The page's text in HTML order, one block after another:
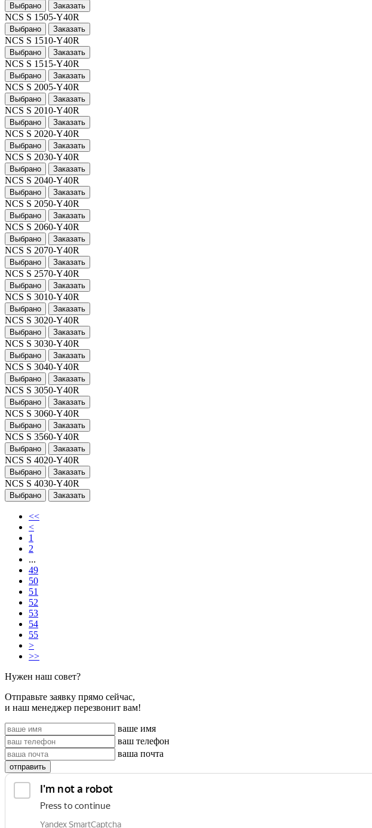
Выбрано Заказать
NCS S 1505-Y40R
Выбрано Заказать
NCS S 1510-Y40R
Выбрано Заказать
NCS S 1515-Y40R
Выбрано Заказать
NCS S 2005-Y40R
Выбрано Заказать
NCS S 2010-Y40R
Выбрано Заказать
NCS S 2020-Y40R
Выбрано Заказать
NCS S 2030-Y40R
Выбрано Заказать
NCS S 2040-Y40R
Выбрано Заказать
NCS S 2050-Y40R
Выбрано Заказать
NCS S 2060-Y40R
Выбрано Заказать
NCS S 2070-Y40R
Выбрано Заказать
NCS S 2570-Y40R
Выбрано Заказать
NCS S 3010-Y40R
Выбрано Заказать
NCS S 3020-Y40R
Выбрано Заказать
NCS S 3030-Y40R
Выбрано Заказать
NCS S 3040-Y40R
Выбрано Заказать
NCS S 3050-Y40R
Выбрано Заказать
NCS S 3060-Y40R
Выбрано Заказать
NCS S 3560-Y40R
Выбрано Заказать
NCS S 4020-Y40R
Выбрано Заказать
NCS S 4030-Y40R
Выбрано Заказать
<<
<
1
2
...
49
50
51
52
53
54
55
>
>>
Нужен наш совет?
Отправьте заявку прямо сейчас,
и наш менеджер перезвонит вам!
ваше имя
ваш телефон
ваша почта
отправить